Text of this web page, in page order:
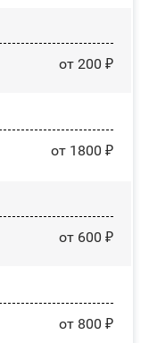
от 200 ₽
от 1800 ₽
от 600 ₽
от 800 ₽